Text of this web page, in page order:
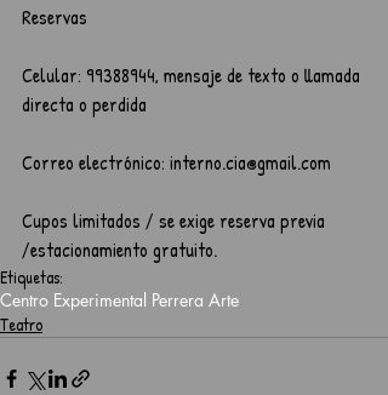
Reservas
Celular: 99388944, mensaje de texto o llamada
directa o perdida
Correo electrónico: interno.cia@gmail.com
Cupos limitados / se exige reserva previa
/estacionamiento gratuito.
Etiquetas:
Centro Experimental Perrera Arte
Teatro